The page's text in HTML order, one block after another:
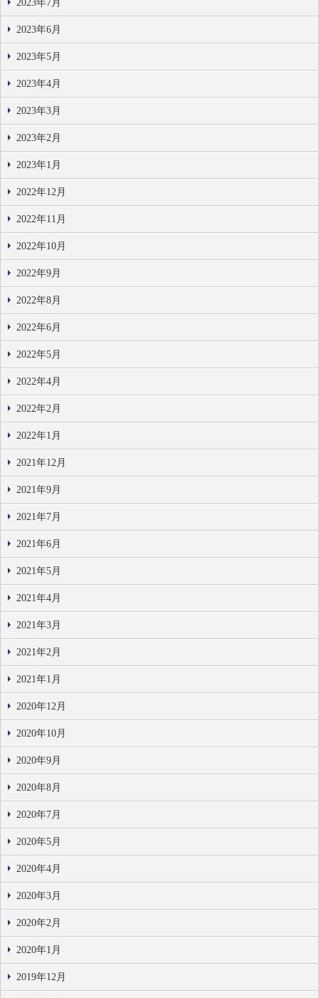
2023年7月
2023年6月
2023年5月
2023年4月
2023年3月
2023年2月
2023年1月
2022年12月
2022年11月
2022年10月
2022年9月
2022年8月
2022年6月
2022年5月
2022年4月
2022年2月
2022年1月
2021年12月
2021年9月
2021年7月
2021年6月
2021年5月
2021年4月
2021年3月
2021年2月
2021年1月
2020年12月
2020年10月
2020年9月
2020年8月
2020年7月
2020年5月
2020年4月
2020年3月
2020年2月
2020年1月
2019年12月